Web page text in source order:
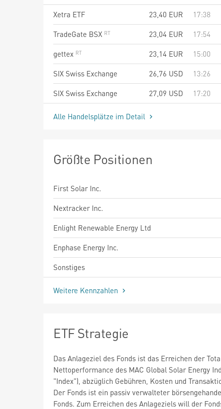
Xetra ETF
23,40 EUR
17:38
TradeGate BSX
23,04 EUR
17:54
gettex
23,14 EUR
15:00
SIX Swiss Exchange
26,76 USD
13:26
SIX Swiss Exchange
27,09 USD 17:20
Alle Handelsplätze im Detail
Größte Positionen
First Solar Inc.
Nextracker Inc.
Enlight Renewable Energy Ltd
Enphase Energy Inc.
Sonstiges
Weitere Kennzahlen
ETF Strategie
Das Anlageziel des Fonds ist das Erreichen der
Nettoperformance des MAC Global Solar Energy
"Index"), abzüglich Gebühren, Kosten und
Der Fonds ist ein passiv verwalteter
Fonds. Zum Erreichen des Anlageziels will der